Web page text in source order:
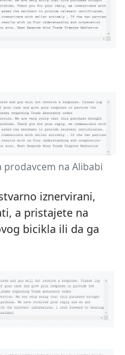
prodavcem na Alibabi
iznervirani,
a pristajete na
bicikla ili da ga